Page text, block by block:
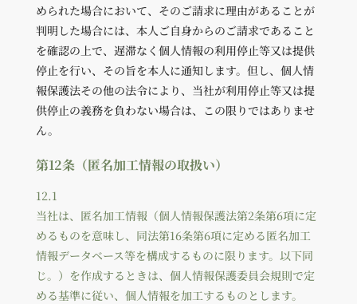
められた場合において、そのご請求に理由があることが
判明した場合には、本人ご自身からのご請求であること
を確認の上で、遅滞なく個人情報の利用停止等又は提供
停止を行い、その旨を本人に通知します。但し、個人情
報保護法その他の法令により、当社が利用停止等又は提
供停止の義務を負わない場合は、この限りではありませ
ん。
第12条（匿名加工情報の取扱い）
12.1
当社は、匿名加工情報（個人情報保護法第2条第6項に定
めるものを意味し、同法第16条第6項に定める匿名加工
情報データベース等を構成するものに限ります。以下同
じ。）を作成するときは、個人情報保護委員会規則で定
める基準に従い、個人情報を加工するものとします。